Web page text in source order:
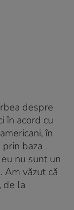
despre
în acord cu
în
baza
nu sunt un
Am văzut că
de la